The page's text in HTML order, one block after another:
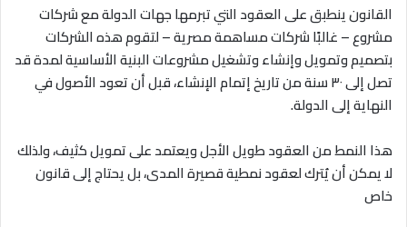
القانون ينطبق على العقود التي تبرمها جهات الدولة مع شركات
مشروع – غالبًا شركات مساهمة مصرية – لتقوم هذه الشركات
بتصميم وتمويل وإنشاء وتشغيل مشروعات البنية الأساسية لمدة قد
تصل إلى ٣٠ سنة من تاريخ إتمام الإنشاء، قبل أن تعود الأصول في
النهاية إلى الدولة.
هذا النمط من العقود طويل الأجل ويعتمد على تمويل كثيف، ولذلك
لا يمكن أن يُترك لعقود نمطية قصيرة المدى، بل يحتاج إلى قانون
خاص